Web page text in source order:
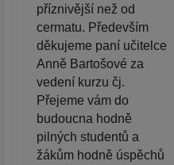
příznivější než od
cermatu. Především
děkujeme paní učitelce
Anně Bartošové za
vedení kurzu čj.
Přejeme vám do
budoucna hodně
pilných studentů a
žákům hodně úspěchů